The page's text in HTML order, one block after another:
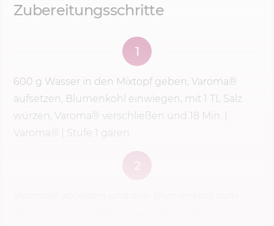
Zubereitungsschritte
1
600 g Wasser in den Mixtopf geben, Varoma®
aufsetzen, Blumenkohl einwiegen, mit 1 TL Salz
würzen, Varoma® verschließen und 18 Min.
Varoma® | Stufe 1 garen.
2